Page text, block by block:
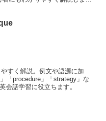
すく解説。例文や語源に加
「procedure」「strategy」な
会話学習に役立ちます。